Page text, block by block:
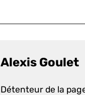
Alexis Goulet
Détenteur de la